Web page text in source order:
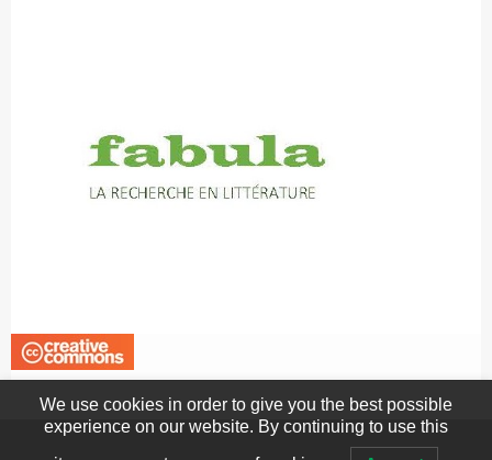
We use cookies in order to give you the best possible
experience on our website. By continuing to use this